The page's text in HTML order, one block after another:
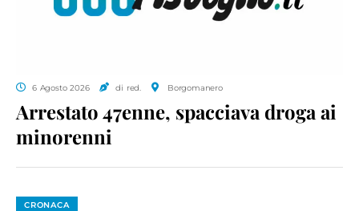
6 Agosto 2026 di red. Borgomanero
Arrestato 47enne, spacciava droga ai
minorenni
CRONACA